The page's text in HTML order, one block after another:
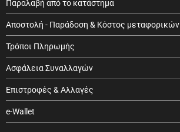
Παραλαβή από το κατάστημα
Αποστολή - Παράδοση & Κόστος μεταφορικών
Τρόποι Πληρωμής
Ασφάλεια Συναλλαγών
Επιστροφές & Αλλαγές
e-Wallet